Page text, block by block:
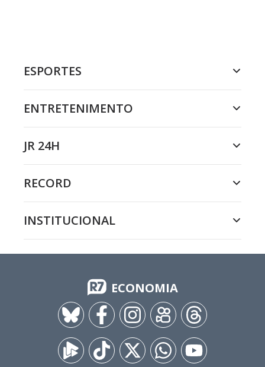
ESPORTES
ENTRETENIMENTO
JR 24H
RECORD
INSTITUCIONAL
ECONOMIA